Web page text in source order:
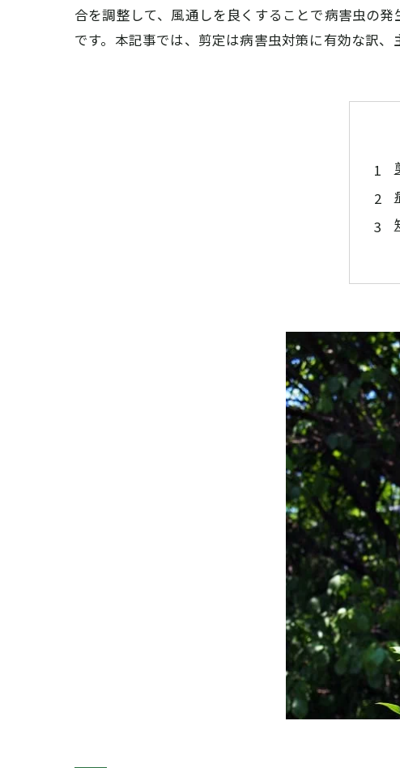
合を調整して、風通しを良くすることで病害虫の
です。本記事では、剪定は病害虫対策に有効な訳